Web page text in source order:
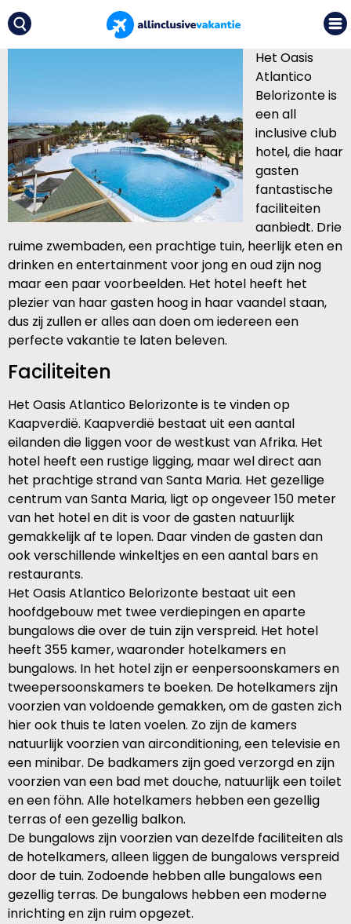
Het Oasis
Atlantico
Belorizonte is
een all
inclusive club
hotel, die haar
gasten
fantastische
faciliteiten
aanbiedt. Drie
ruime zwembaden, een prachtige tuin, heerlijk eten en
drinken en entertainment voor jong en oud zijn nog
maar een paar voorbeelden. Het hotel heeft het
plezier van haar gasten hoog in haar vaandel staan,
dus zij zullen er alles aan doen om iedereen een
perfecte vakantie te laten beleven.
Faciliteiten
Het Oasis Atlantico Belorizonte is te vinden op
Kaapverdië. Kaapverdië bestaat uit een aantal
eilanden die liggen voor de westkust van Afrika. Het
hotel heeft een rustige ligging, maar wel direct aan
het prachtige strand van Santa Maria. Het gezellige
centrum van Santa Maria, ligt op ongeveer 150 meter
van het hotel en dit is voor de gasten natuurlijk
gemakkelijk af te lopen. Daar vinden de gasten dan
ook verschillende winkeltjes en een aantal bars en
restaurants.
Het Oasis Atlantico Belorizonte bestaat uit een
hoofdgebouw met twee verdiepingen en aparte
bungalows die over de tuin zijn verspreid. Het hotel
heeft 355 kamer, waaronder hotelkamers en
bungalows. In het hotel zijn er eenpersoonskamers en
tweepersoonskamers te boeken. De hotelkamers zijn
voorzien van voldoende gemakken, om de gasten zich
hier ook thuis te laten voelen. Zo zijn de kamers
natuurlijk voorzien van airconditioning, een televisie en
een minibar. De badkamers zijn goed verzorgd en zijn
voorzien van een bad met douche, natuurlijk een toilet
en een föhn. Alle hotelkamers hebben een gezellig
terras of een gezellig balkon.
De bungalows zijn voorzien van dezelfde faciliteiten als
de hotelkamers, alleen liggen de bungalows verspreid
door de tuin. Zodoende hebben alle bungalows een
gezellig terras. De bungalows hebben een moderne
inrichting en zijn ruim opgezet.